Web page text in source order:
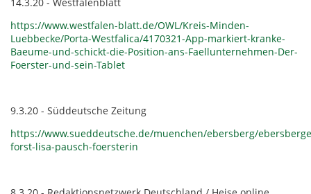
https://www.westfalen-blatt.de/OWL/Kreis-Minden-
Luebbecke/Porta-Westfalica/4170321-App-markiert-kranke-
Baeume-und-schickt-die-Position-ans-Faellunternehmen-Der-
Foerster-und-sein-Tablet
9.3.20 - Süddeutsche Zeitung
https://www.sueddeutsche.de/muenchen/ebersberg/
forst-lisa-pausch-foersterin